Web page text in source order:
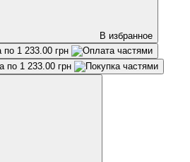
В избранное
по 1 233.00 грн
по 1 233.00 грн